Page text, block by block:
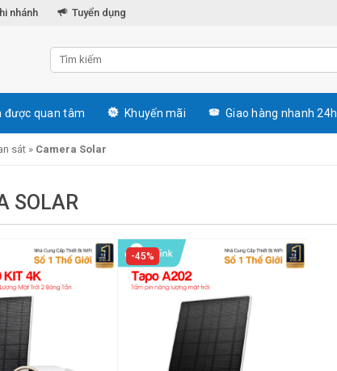
nhánh Tuyển dụng
được quan tâm Khuyến mãi Giao hàng nhanh 24h
sát » Camera Solar
SOLAR
45%